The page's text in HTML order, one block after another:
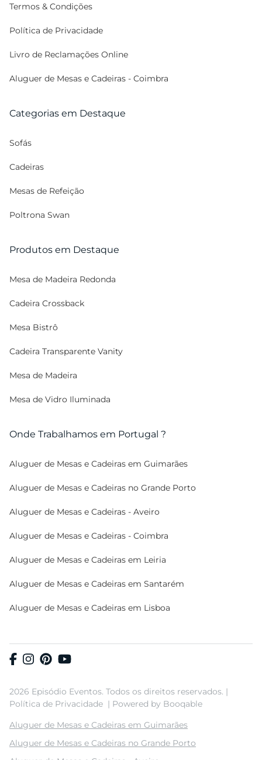
Termos & Condições
Política de Privacidade
Livro de Reclamações Online
Aluguer de Mesas e Cadeiras - Coimbra
Categorias em Destaque
Sofás
Cadeiras
Mesas de Refeição
Poltrona Swan
Produtos em Destaque
Mesa de Madeira Redonda
Cadeira Crossback
Mesa Bistrô
Cadeira Transparente Vanity
Mesa de Madeira
Mesa de Vidro Iluminada
Onde Trabalhamos em Portugal ?
Aluguer de Mesas e Cadeiras em Guimarães
Aluguer de Mesas e Cadeiras no Grande Porto
Aluguer de Mesas e Cadeiras - Aveiro
Aluguer de Mesas e Cadeiras - Coimbra
Aluguer de Mesas e Cadeiras em Leiria
Aluguer de Mesas e Cadeiras em Santarém
Aluguer de Mesas e Cadeiras em Lisboa
2026 Episódio Eventos. Todos os direitos reservados. |
Política de Privacidade | Powered by Booqable
Aluguer de Mesas e Cadeiras em Guimarães
Aluguer de Mesas e Cadeiras no Grande Porto